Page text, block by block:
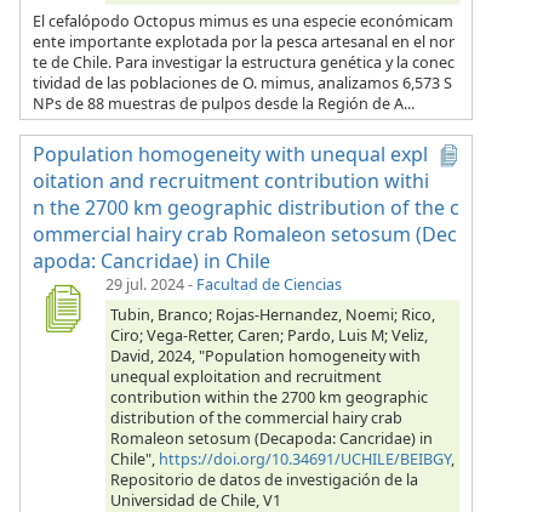
El cefalópodo Octopus mimus es una especie económicam
ente importante explotada por la pesca artesanal en el nor
te de Chile. Para investigar la estructura genética y la conec
tividad de las poblaciones de O. mimus, analizamos 6,573 S
NPs de 88 muestras de pulpos desde la Región de A...
Population homogeneity with unequal expl
oitation and recruitment contribution withi
n the 2700 km geographic distribution of the c
ommercial hairy crab Romaleon setosum (Dec
apoda: Cancridae) in Chile
29 jul. 2024- Facultad de Ciencias
Tubin, Branco; Rojas-Hernandez, Noemi; Rico,
Ciro; Vega-Retter, Caren; Pardo, Luis M; Veliz,
David, 2024, "Population homogeneity with
unequal exploitation and recruitment
contribution within the 2700 km geographic
distribution of the commercial hairy crab
Romaleon setosum (Decapoda: Cancridae) in
Chile", https://doi.org/10.34691/UCHILE/BEIBGY,
Repositorio de datos de investigación de la
Universidad de Chile, V1